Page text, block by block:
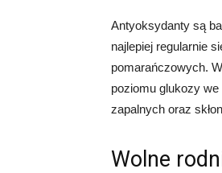
Antyoksydanty są
najlepiej regularnie
pomarańczowych.
poziomu glukozy
zapalnych oraz
Wolne